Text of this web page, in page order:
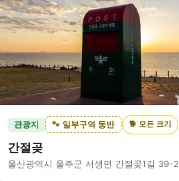
관광지 🐾 일부구역 동반 🐕 모든 크기
간절곶
울산광역시 울주군 서생면 간절곶1길 39-2